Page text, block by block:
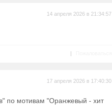
14 апреля 2026 в 21:34:57
|
17 апреля 2026 в 17:40:30
по мотивам "Оранжевый - хит